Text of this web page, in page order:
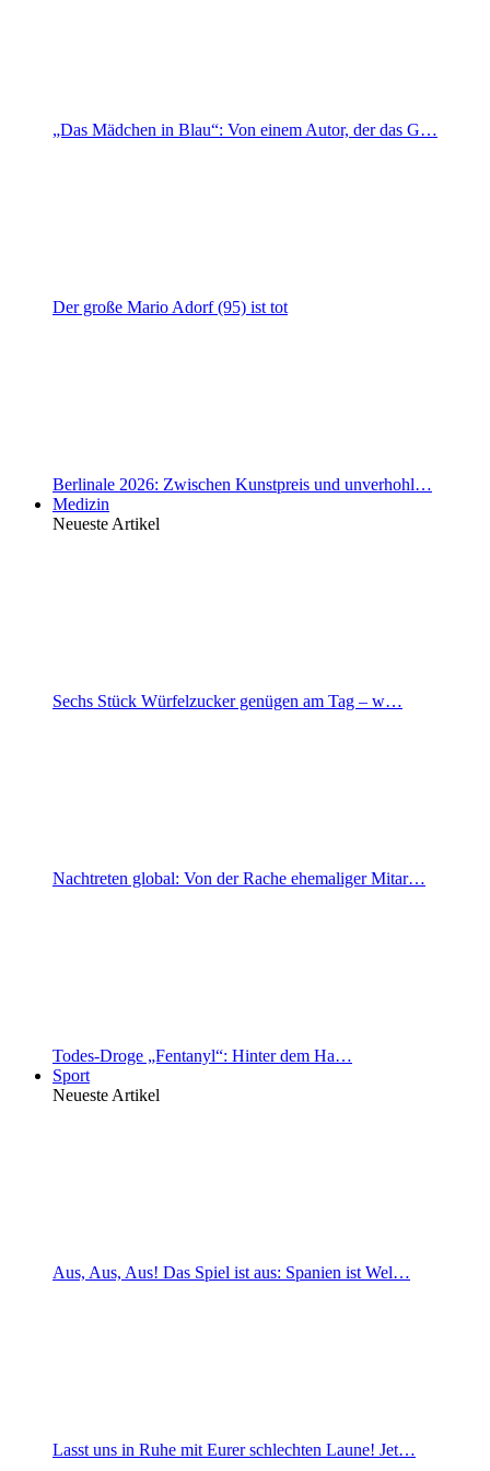
„Das Mädchen in Blau“: Von einem Autor, der das G…
Der große Mario Adorf (95) ist tot
Berlinale 2026: Zwischen Kunstpreis und unverhohl…
Medizin
Neueste Artikel
Sechs Stück Würfelzucker genügen am Tag – w…
Nachtreten global: Von der Rache ehemaliger Mitar…
Todes-Droge „Fentanyl“: Hinter dem Ha…
Sport
Neueste Artikel
Aus, Aus, Aus! Das Spiel ist aus: Spanien ist Wel…
Lasst uns in Ruhe mit Eurer schlechten Laune! Jet…